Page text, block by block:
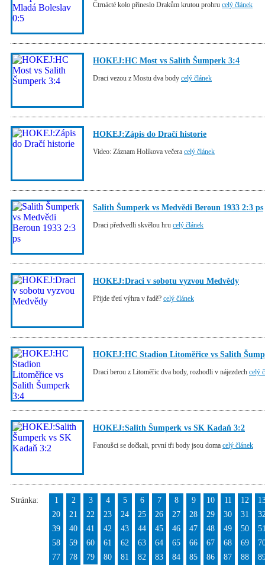
Čtrnácté kolo přineslo Drakům krutou prohru celý článek
HOKEJ:HC Most vs Salith Šumperk 3:4
Draci vezou z Mostu dva body celý článek
HOKEJ:Zápis do Dračí historie
Video: Záznam Holíkova večera celý článek
Salith Šumperk vs Medvědi Beroun 1933 2:3 ps
Draci předvedli skvělou hru celý článek
HOKEJ:Draci v sobotu vyzvou Medvědy
Přijde třetí výhra v řadě? celý článek
HOKEJ:HC Stadion Litoměřice vs Salith
Draci berou z Litoměřic dva body, rozhodli v nájezdech celý
HOKEJ:Salith Šumperk vs SK Kadaň 3:2
Fanoušci se dočkali, první tři body jsou doma celý článek
Stránka: 1 2 3 4 5 6 7 8 9 10 11 12
20
21 22 23 24 25 26 27 28 29 30 31
39
40 41 42 43 44 45 46 47 48 49 50
58
59 60 61 62 63 64 65 66 67 68 69
77
78 79 80 81 82 83 84 85 86 87 88